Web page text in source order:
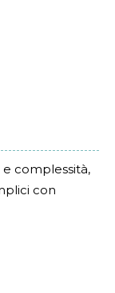
complessità,
con